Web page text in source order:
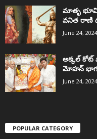
మాతృ
వనిత రాణి
June 24, 2024
అక్కల్‌ కోట్‌
మోహన్
June 24, 2024
POPULAR CATEGORY